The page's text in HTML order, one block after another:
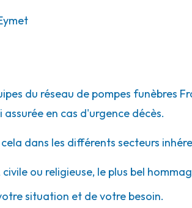
du réseau de pompes funèbres
en cas d'urgence décès.
dans les différents secteurs
ou religieuse, le plus bel
situation et de votre besoin.